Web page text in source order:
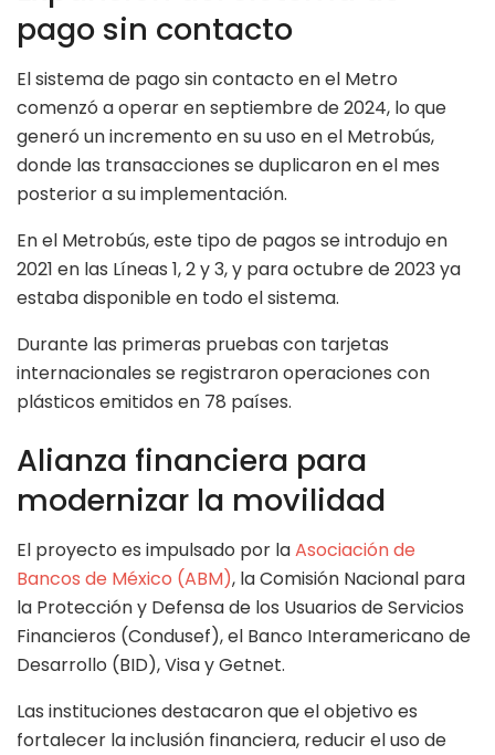
pago sin contacto
El sistema de pago sin contacto en el Metro
comenzó a operar en septiembre de 2024, lo que
generó un incremento en su uso en el Metrobús,
donde las transacciones se duplicaron en el mes
posterior a su implementación.
En el Metrobús, este tipo de pagos se introdujo en
2021 en las Líneas 1, 2 y 3, y para octubre de 2023 ya
estaba disponible en todo el sistema.
Durante las primeras pruebas con tarjetas
internacionales se registraron operaciones con
plásticos emitidos en 78 países.
Alianza financiera para
modernizar la movilidad
El proyecto es impulsado por laAsociación de
Bancos de México (ABM), la Comisión Nacional para
la Protección y Defensa de los Usuarios de Servicios
Financieros (Condusef), el Banco Interamericano de
Desarrollo (BID), Visa y Getnet.
Las instituciones destacaron que el objetivo es
fortalecer la inclusión financiera, reducir el uso de